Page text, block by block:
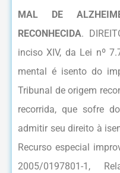
MAL DE
RECONHECIDA.
inciso XIV, da Lei nº
mental é isento do
Tribunal de origem
recorrida, que sofre
admitir seu direito à
Recurso especial
2005/0197801-1,